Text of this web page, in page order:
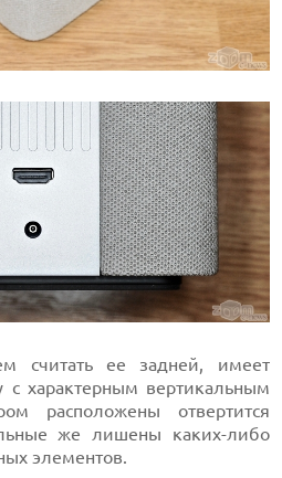
считать ее задней, имеет
с характерным вертикальным
расположены отвертится
же лишены каких-либо
элементов.